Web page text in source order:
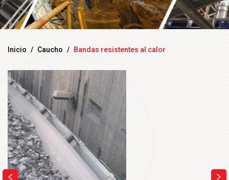
Inicio / Caucho / Bandas resistentes al calor